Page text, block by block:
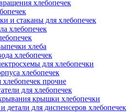
хлебопечек
и стаканы для хлебопечек
хлебопечек
хлеба
хлебопечек
для хлебопечки
хлебопечек
хлебопечек прочие
для хлебопечек
крышки хлебопечки
детали для диспенсеров хлебопечек